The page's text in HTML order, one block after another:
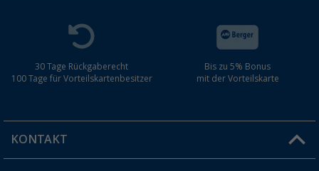
30 Tage Rückgaberecht
100 Tage für Vorteilskartenbesitzer
Bis zu 5% Bonus
mit der Vorteilskarte
KONTAKT